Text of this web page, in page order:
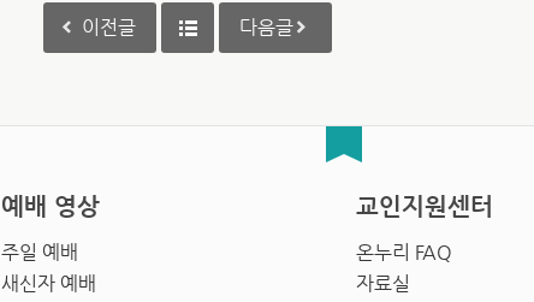
이전글 다음글
예배 영상
주일 예배
새신자 예배
교인지원센터
온누리 FAQ
자료실